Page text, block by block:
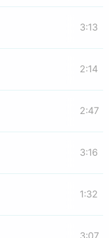
3:13
2:14
2:47
3:16
1:32